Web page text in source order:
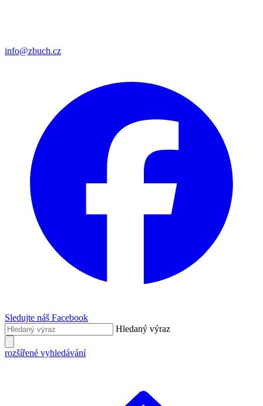
info@zbuch.cz
Sledujte náš Facebook
Hledaný výraz
rozšířené vyhledávání